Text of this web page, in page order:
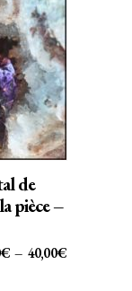
Ce
produit
a
plusieurs
variations.
Les
options
être
de
pièce –
€ – 40,00€PLAGE